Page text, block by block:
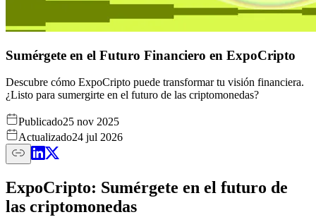
Sumérgete en el Futuro Financiero en ExpoCripto
Descubre cómo ExpoCripto puede transformar tu visión financiera.
¿Listo para sumergirte en el futuro de las criptomonedas?
Publicado25 nov 2025
Actualizado24 jul 2026
ExpoCripto: Sumérgete en el futuro de
las criptomonedas